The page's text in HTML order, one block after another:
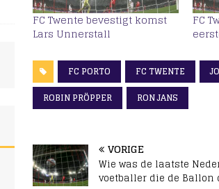
FC Twente bevestigt komst
Lars Unnerstall
FC
FC PORTO FC TWENTE
ROBIN PRÖPPER
RON JANS
VORIGE
Wie was de laatste
voetballer die de Ballon